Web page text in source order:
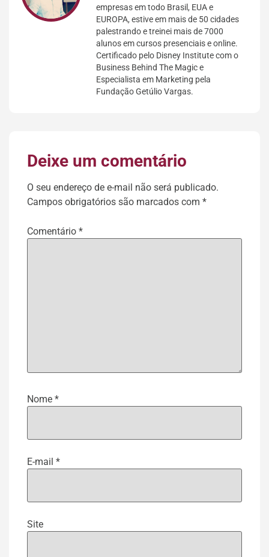
empresas em todo Brasil, EUA e
EUROPA, estive em mais de 50 cidades
palestrando e treinei mais de 7000
alunos em cursos presenciais e online.
Certificado pelo Disney Institute com o
Business Behind The Magic e
Especialista em Marketing pela
Fundação Getúlio Vargas.
Deixe um comentário
O seu endereço de e-mail não será publicado.
Campos obrigatórios são marcados com *
Comentário *
Nome *
E-mail *
Site